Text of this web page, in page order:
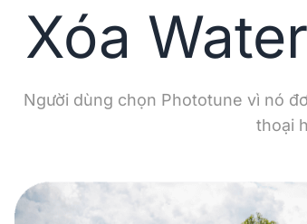
Xóa
Người dùng chọn Phototune vì nó
thoại